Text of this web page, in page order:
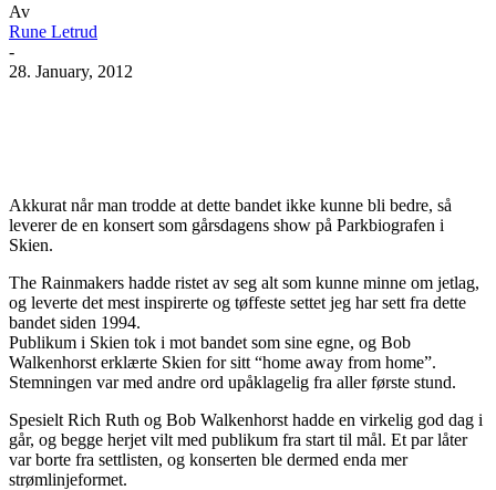
Av
Rune Letrud
-
28. January, 2012
Akkurat når man trodde at dette bandet ikke kunne bli bedre, så
leverer de en konsert som gårsdagens show på Parkbiografen i
Skien.
The Rainmakers hadde ristet av seg alt som kunne minne om jetlag,
og leverte det mest inspirerte og tøffeste settet jeg har sett fra dette
bandet siden 1994.
Publikum i Skien tok i mot bandet som sine egne, og Bob
Walkenhorst erklærte Skien for sitt “home away from home”.
Stemningen var med andre ord upåklagelig fra aller første stund.
Spesielt Rich Ruth og Bob Walkenhorst hadde en virkelig god dag i
går, og begge herjet vilt med publikum fra start til mål. Et par låter
var borte fra settlisten, og konserten ble dermed enda mer
strømlinjeformet.